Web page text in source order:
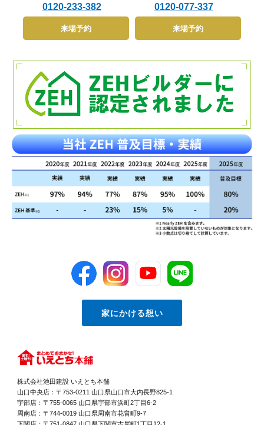
株式会社池田建設 いえとち本舗
山口中央店：〒753-0211 山口県山口市大内長野825-1
宇部店：〒755-0065 山口県宇部市浜町2丁目6-2
周南店：〒744-0019 山口県周南市花畠町9-7
家にかける想い
0120-233-382
来場予約
0120-077-337
来場予約